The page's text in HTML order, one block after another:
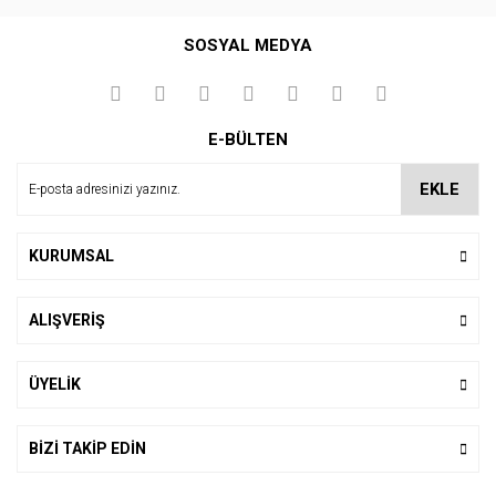
SOSYAL MEDYA
E-BÜLTEN
EKLE
KURUMSAL
ALIŞVERİŞ
ÜYELİK
BİZİ TAKİP EDİN